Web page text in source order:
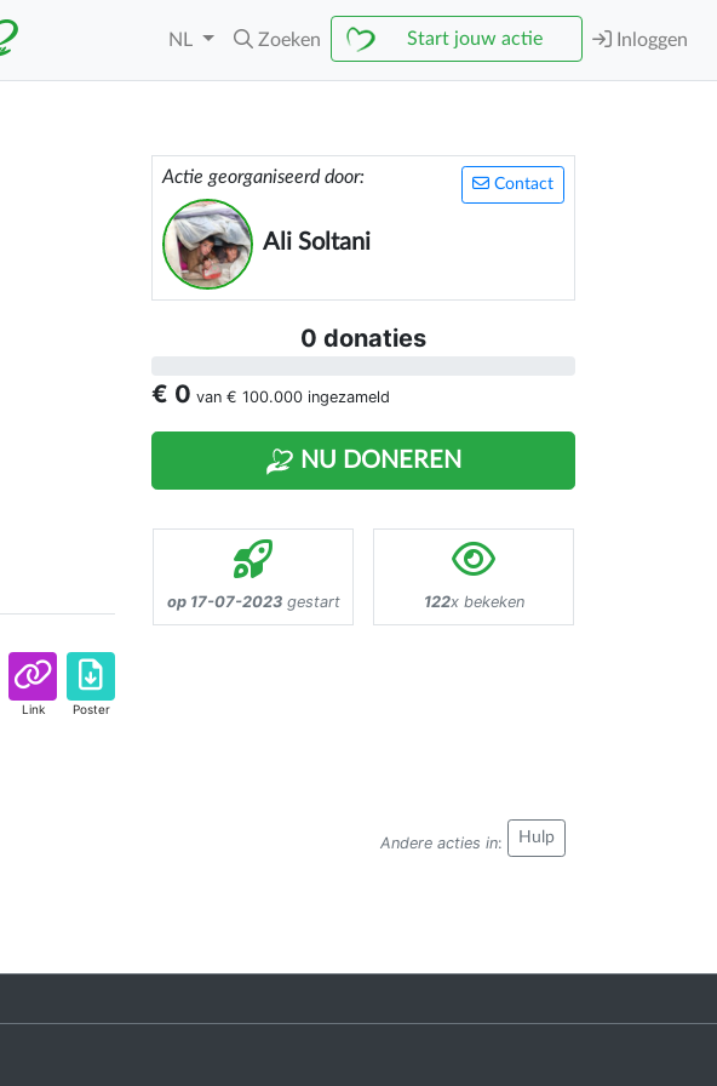
NL Zoeken Start jouw actie Inloggen
Link Poster
Contact
Actie georganiseerd door:
Ali Soltani
0 donaties
€ 0 van € 100.000 ingezameld
NU DONEREN
op 17-07-2023gestart 122x bekeken
Andere acties in: Hulp